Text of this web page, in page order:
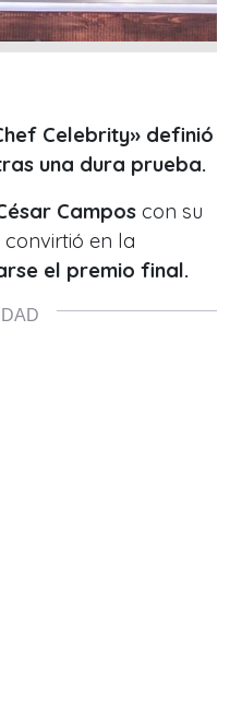
Celebrity» definió
una dura prueba.
Campos con su
en la
el premio final.